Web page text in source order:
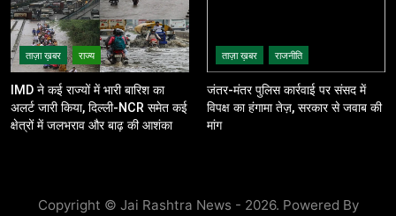
ताज़ा ख़बर राज्य
IMD ने कई राज्यों में भारी बारिश का
अलर्ट जारी किया, दिल्ली-NCR समेत कई
क्षेत्रों में जलभराव और बाढ़ की आशंका
ताज़ा ख़बर राजनीति
जंतर-मंतर पुलिस कार्रवाई पर संसद में
विपक्ष का हंगामा तेज़, सरकार से जवाब की
मांग
Copyright © Jai Rashtra News - 2026. Powered By